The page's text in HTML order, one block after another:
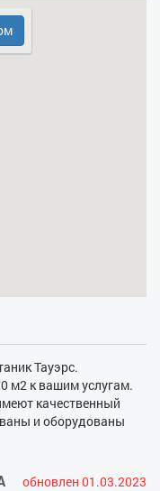
Тауэрс.
м2 к вашим услугам.
качественный
и оборудованы
машина,
обновлен 01.03.2023